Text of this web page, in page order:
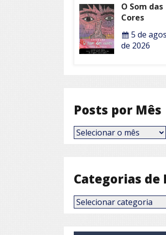
O Som das
Cores
5 de
de 2026
Posts por Mês
Posts
por
Categorias de
Categorias
de